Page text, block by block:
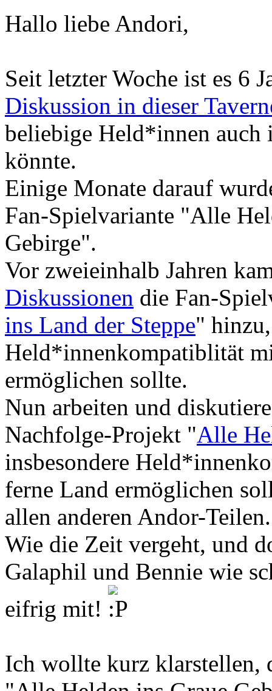
Hallo liebe Andori,
Seit letzter Woche ist es 6
Diskussion in dieser
beliebige Held*innen
könnte.
Einige Monate darauf
Fan-Spielvariante "Alle
Gebirge".
Vor zweieinhalb Jahren
Diskussionen die Fan-
ins Land der Steppe"
Held*innenkompatiblität
ermöglichen sollte.
Nun arbeiten und
Nachfolge-Projekt "Alle
insbesondere
ferne Land ermöglichen
allen anderen Andor-Teilen.
Wie die Zeit vergeht, und
Galaphil und Bennie wie
eifrig mit!
Ich wollte kurz klarstellen,